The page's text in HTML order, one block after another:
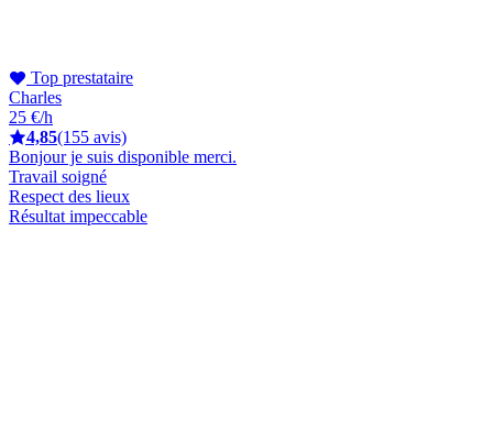
Top prestataire
Charles
25 €/h
4,85(155 avis)
Bonjour je suis disponible merci.
Travail soigné
Respect des lieux
Résultat impeccable